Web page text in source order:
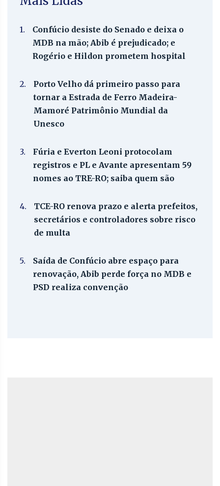
1.
Confúcio desiste do Senado e deixa o
MDB na mão; Abib é prejudicado; e
Rogério e Hildon prometem hospital
2.
Porto Velho dá primeiro passo para
tornar a Estrada de Ferro Madeira-
Mamoré Patrimônio Mundial da
Unesco
3.
Fúria e Everton Leoni protocolam
registros e PL e Avante apresentam 59
nomes ao TRE-RO; saiba quem são
4.
TCE-RO renova prazo e alerta prefeitos,
secretários e controladores sobre risco
de multa
5.
Saída de Confúcio abre espaço para
renovação, Abib perde força no MDB e
PSD realiza convenção